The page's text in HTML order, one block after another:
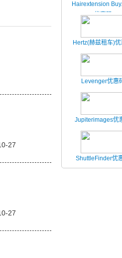
27
27
Hairextension
优惠码
Hertz(赫兹租车)
Levenger优惠
Jupiterimages优
ShuttleFinder优